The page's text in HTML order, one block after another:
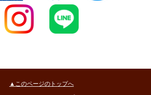
▲このページのトップへ